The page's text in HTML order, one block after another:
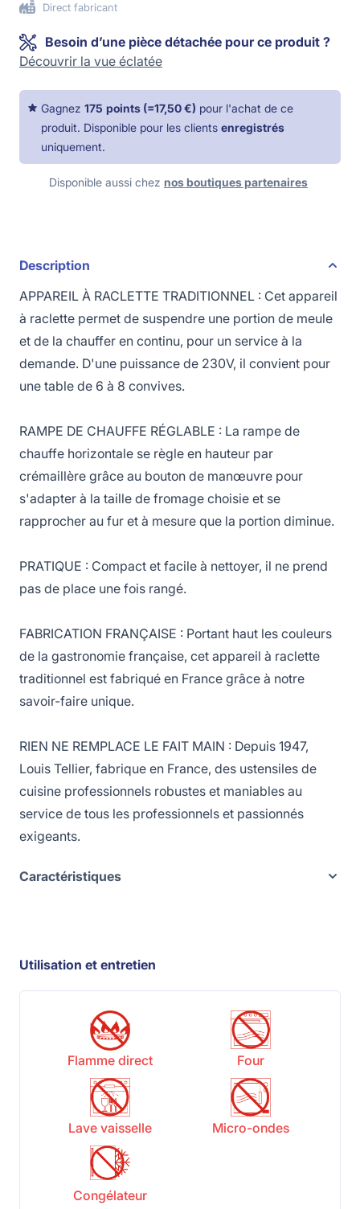
Direct fabricant
Besoin d’une pièce détachée pour ce produit ?
Découvrir la vue éclatée
Gagnez 175 points (=17,50 €) pour l'achat de ce
produit. Disponible pour les clients enregistrés
uniquement.
Disponible aussi chez nos boutiques partenaires
Description
APPAREIL À RACLETTE TRADITIONNEL : Cet appareil
à raclette permet de suspendre une portion de meule
et de la chauffer en continu, pour un service à la
demande. D'une puissance de 230V, il convient pour
une table de 6 à 8 convives.
RAMPE DE CHAUFFE RÉGLABLE : La rampe de
chauffe horizontale se règle en hauteur par
crémaillère grâce au bouton de manœuvre pour
s'adapter à la taille de fromage choisie et se
rapprocher au fur et à mesure que la portion diminue.
PRATIQUE : Compact et facile à nettoyer, il ne prend
pas de place une fois rangé.
FABRICATION FRANÇAISE : Portant haut les couleurs
de la gastronomie française, cet appareil à raclette
traditionnel est fabriqué en France grâce à notre
savoir-faire unique.
RIEN NE REMPLACE LE FAIT MAIN : Depuis 1947,
Louis Tellier, fabrique en France, des ustensiles de
cuisine professionnels robustes et maniables au
service de tous les professionnels et passionnés
exigeants.
Caractéristiques
Utilisation et entretien
Flamme direct Four
Lave vaisselle Micro-ondes
Congélateur